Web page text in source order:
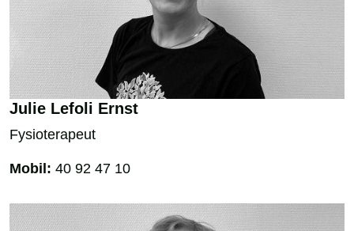
Julie Lefoli Ernst
Fysioterapeut
Mobil: 40 92 47 10